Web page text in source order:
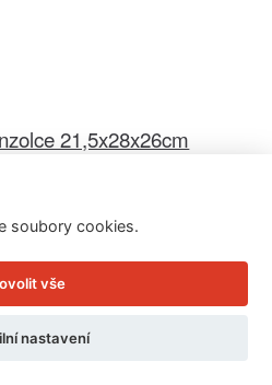
21,5x28x26cm
475 Kč
do: 11.8.
Detail
soubory cookies.
vše
nastavení